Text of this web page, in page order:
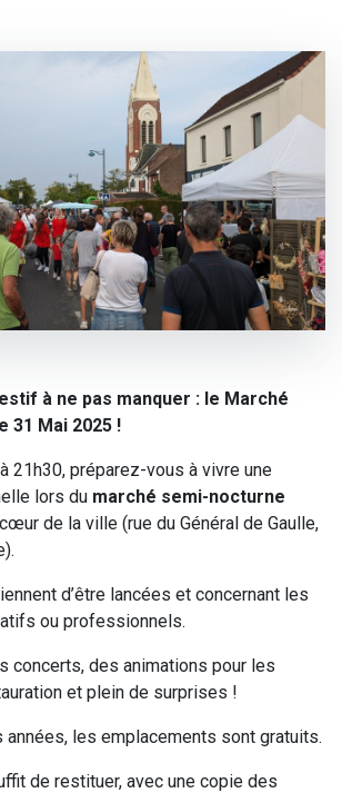
à ne pas manquer : le Marché
31 Mai 2025 !
21h30, préparez-vous à vivre une
lors du marché semi-nocturne
de la ville (rue du Général de Gaulle,
d’être lancées et concernant les
ou professionnels.
concerts, des animations pour les
et plein de surprises !
années, les emplacements sont gratuits.
de restituer, avec une copie des